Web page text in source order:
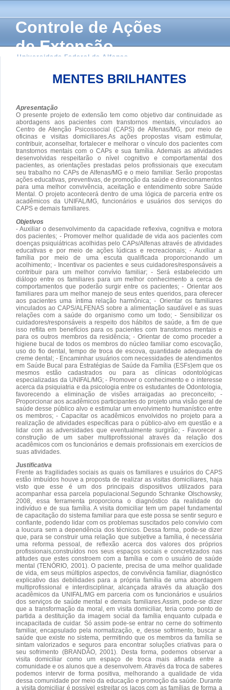
Controle de Ações
de Extensão
Universidade Federal de Alfenas
MENTES BRILHANTES
Apresentação
O presente projeto de extensão tem como objetivo dar continuidade as
abordagens aos pacientes com transtornos mentais, vinculados ao
Centro de Atenção Psicossocial (CAPS) de Alfenas/MG, por meio de
oficinas e visitas domiciliares.As ações propostas visam estimular,
contribuir, aconselhar, fortalecer e melhorar o vínculo dos pacientes com
transtornos mentais com o CAPs e sua família. Ademais as atividades
desenvolvidas respeitarão o nível cognitivo e comportamental dos
pacientes, as orientações prestadas pelos profissionais que executam
seu trabalho no CAPs de Alfenas/MG e o meio familiar. Serão propostas
ações educativas, preventivas, de promoção da saúde e direcionamentos
para uma melhor convivência, aceitação e entendimento sobre Saúde
Mental. O projeto acontecerá dentro de uma lógica de parceria entre os
acadêmicos da UNIFAL/MG, funcionários e usuários dos serviços do
CAPS e demais familiares.
Objetivos
- Auxiliar o desenvolvimento da capacidade reflexiva, cognitiva e motora
dos pacientes; - Promover melhor qualidade de vida aos pacientes com
doenças psiquiátricas acolhidas pelo CAPs/Alfenas através de atividades
educativas e por meio de ações lúdicas e recreacionais; - Auxiliar a
família por meio de uma escuta qualificada proporcionando um
acolhimento; - Incentivar os pacientes e seus cuidadores/responsáveis a
contribuir para um melhor convívio familiar; - Será estabelecido um
diálogo entre os familiares para um melhor conhecimento a cerca de
comportamentos que poderão surgir entre os pacientes; - Orientar aos
familiares para um melhor manejo de seus entes queridos, para oferecer
aos pacientes uma íntima relação harmônica; - Orientar os familiares
vinculados ao CAPS/ALFENAS sobre a alimentação saudável e as suas
relações com a saúde do organismo como um todo; - Sensibilizar os
cuidadores/responsáveis a respeito dos hábitos de saúde, a fim de que
isso reflita em benefícios para os pacientes com transtornos mentais e
para os outros membros da residência; - Orientar de como proceder a
higiene bucal de todos os membros do núcleo familiar como escovação,
uso do fio dental, tempo de troca de escova, quantidade adequada de
creme dental; - Encaminhar usuários com necessidades de atendimentos
em Saúde Bucal para Estratégias de Saúde da Família (ESFs)em que os
mesmos estão cadastrados ou para as clínicas odontológicas
especializadas da UNIFAL/MG; - Promover o conhecimento e o interesse
acerca da psiquiatria e da psicologia entre os estudantes de Odontologia,
favorecendo a eliminação de visões arraigadas ao preconceito; -
Proporcionar aos acadêmicos participantes do projeto uma visão geral de
saúde desse público alvo e estimular um envolvimento humanístico entre
os membros; - Capacitar os acadêmicos envolvidos no projeto para a
realização de atividades específicas para o público-alvo em questão e a
lidar com as adversidades que eventualmente surgirão; - Favorecer a
construção de um saber multiprofissional através da relação dos
acadêmicos com os funcionários e demais profissionais em exercícios de
suas atividades.
Justificativa
Frente as fragilidades sociais as quais os familiares e usuários do CAPS
estão imbuídos houve a proposta de realizar as visitas domiciliares, haja
visto que esse é um dos principais dispositivos utilizados para
acompanhar essa parcela populacional.Segundo Schranke Olschowsky,
2008, essa ferramenta proporciona o diagnóstico da realidade do
indivíduo e de sua família. A visita domiciliar tem um papel fundamental
de capacitação do sistema familiar para que este possa se sentir seguro e
confiante, podendo lidar com os problemas suscitados pelo convívio com
a loucura sem a dependência dos técnicos. Dessa forma, pode-se dizer
que, para se construir uma relação que subjetive a família, é necessária
uma reforma pessoal, de reflexão acerca dos valores dos próprios
profissionais,construídos nos seus espaços sociais e concretizados nas
atitudes que estes constroem com a família e com o usuário de saúde
mental (TENÓRIO, 2001). O paciente, precisa de uma melhor qualidade
de vida, em seus múltiplos aspectos, de convivência familiar, diagnóstico
explicativo das debilidades para a própria família de uma abordagem
multiprofissional e interdisciplinar, alcançada através da atuação dos
acadêmicos da UNIFAL/MG em parceria com os funcionários e usuários
dos serviços de saúde mental e demais familiares.Assim, pode-se dizer
que a transformação da moral, em visita domiciliar, teria como ponto de
partida a destituição da imagem social da família enquanto culpada e
incapacitada de cuidar. Só assim pode-se entrar no cerne do sofrimento
familiar, encapsulado pela normatização, e, desse sofrimento, buscar a
saúde que existe no sistema, permitindo que os membros da família se
sintam valorizados e seguros para encontrar soluções criativas para o
seu sofrimento (BRANDÃO, 2001). Desta forma, podemos observar a
visita domiciliar como um espaço de troca mais afinada entre a
comunidade e os alunos que a desenvolvem. Através da troca de saberes
podemos intervir de forma positiva, melhorando a qualidade de vida
dessa comunidade por meio da educação e promoção da saúde. Durante
a visita domiciliar é possível estreitar os laços com as famílias de forma a